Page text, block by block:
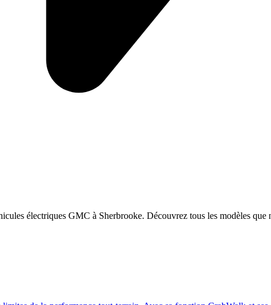
électriques GMC à Sherbrooke. Découvrez tous les modèles que